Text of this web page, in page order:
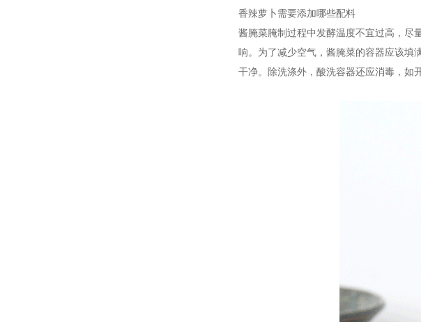
香辣萝卜需要添加哪些配料
酱腌菜腌制过程中发酵温度不宜过高，
响。为了减少空气，酱腌菜的容器应该填
干净。除洗涤外，酸洗容器还应消毒，如